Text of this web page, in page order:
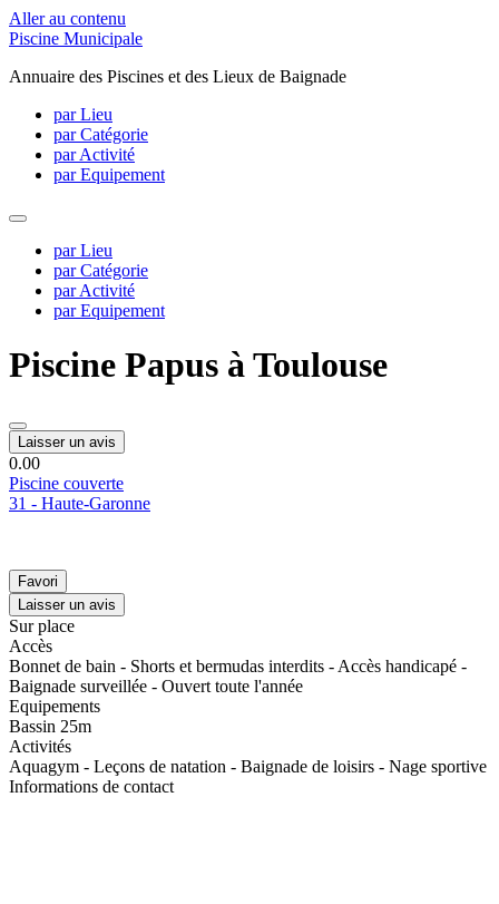
Aller au contenu
Piscine Municipale
Annuaire des Piscines et des Lieux de Baignade
par Lieu
par Catégorie
par Activité
par Equipement
par Lieu
par Catégorie
par Activité
par Equipement
Piscine Papus à Toulouse
Laisser un avis
0.00
Piscine couverte
31 - Haute-Garonne
Favori
Laisser un avis
Sur place
Accès
Bonnet de bain - Shorts et bermudas interdits - Accès handicapé -
Baignade surveillée - Ouvert toute l'année
Equipements
Bassin 25m
Activités
Aquagym - Leçons de natation - Baignade de loisirs - Nage sportive
Informations de contact